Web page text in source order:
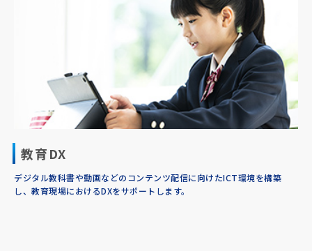
教育DX
デジタル教科書や動画などのコンテンツ配信に向けたICT環境を構築
し、教育現場におけるDXをサポートします。